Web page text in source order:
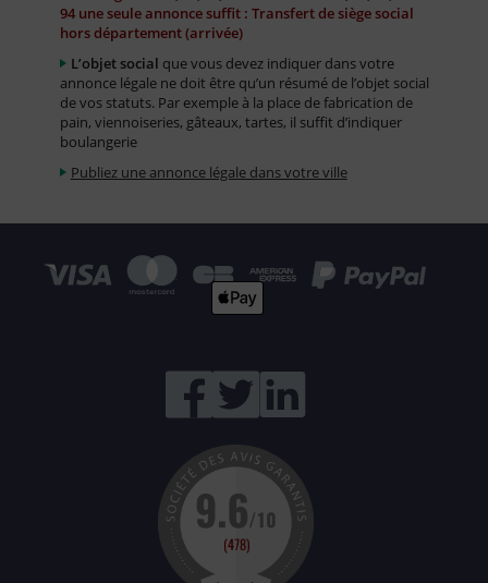
94 une seule annonce suffit : Transfert de siège social
hors département (arrivée)
L’objet social que vous devez indiquer dans votre
annonce légale ne doit être qu’un résumé de l’objet social
de vos statuts. Par exemple à la place de fabrication de
pain, viennoiseries, gâteaux, tartes, il suffit d’indiquer
boulangerie
Publiez une annonce légale dans votre ville